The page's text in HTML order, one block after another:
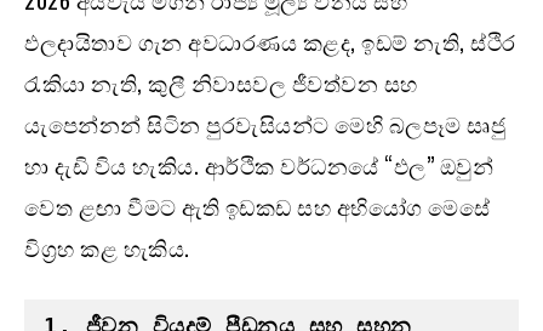
ඵලදායිතාව ගැන අවධාරණය කළද, ඉඩම් නැති, ස්ථිර
රැකියා නැති, කුලී නිවාසවල ජීවත්වන සහ
යැපෙන්නන් සිටින පුරවැසියන්ට මෙහි බලපෑම සෘජු
හා දැඩි විය හැකිය. ආර්ථික වර්ධනයේ “ඵල” ඔවුන්
වෙත ළඟා වීමට ඇති ඉඩකඩ සහ අභියෝග මෙසේ
විග්‍රහ කළ හැකිය.
1. ජීවන වියදම් පීඩනය සහ සහන